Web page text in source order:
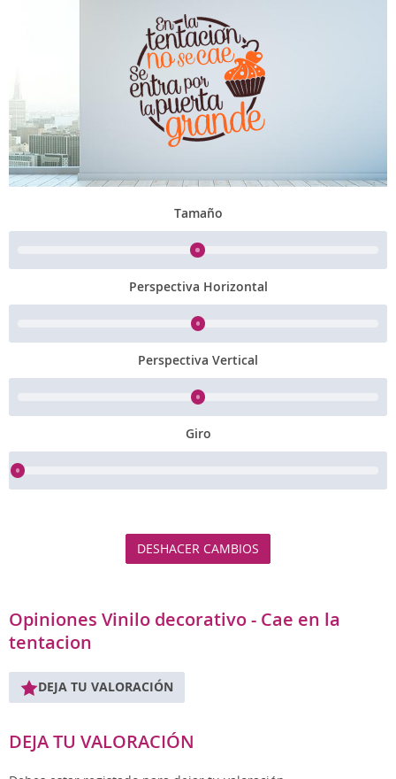
Tamaño
Perspectiva Horizontal
Perspectiva Vertical
Giro
DESHACER CAMBIOS
Opiniones Vinilo decorativo - Cae en la
tentacion
DEJA TU VALORACIÓN
DEJA TU VALORACIÓN